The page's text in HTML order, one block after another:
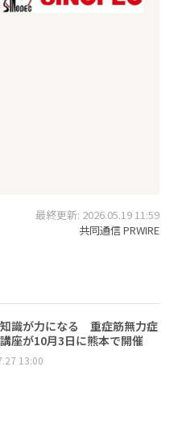
最終更新: 2026.05.19 11:59
共同通信 PRWIRE
識が力になる 重症筋無力症
座が10月3日に熊本で開催
13:00